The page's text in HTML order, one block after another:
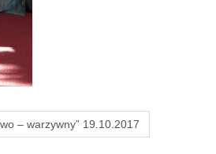
– warzywny” 19.10.2017